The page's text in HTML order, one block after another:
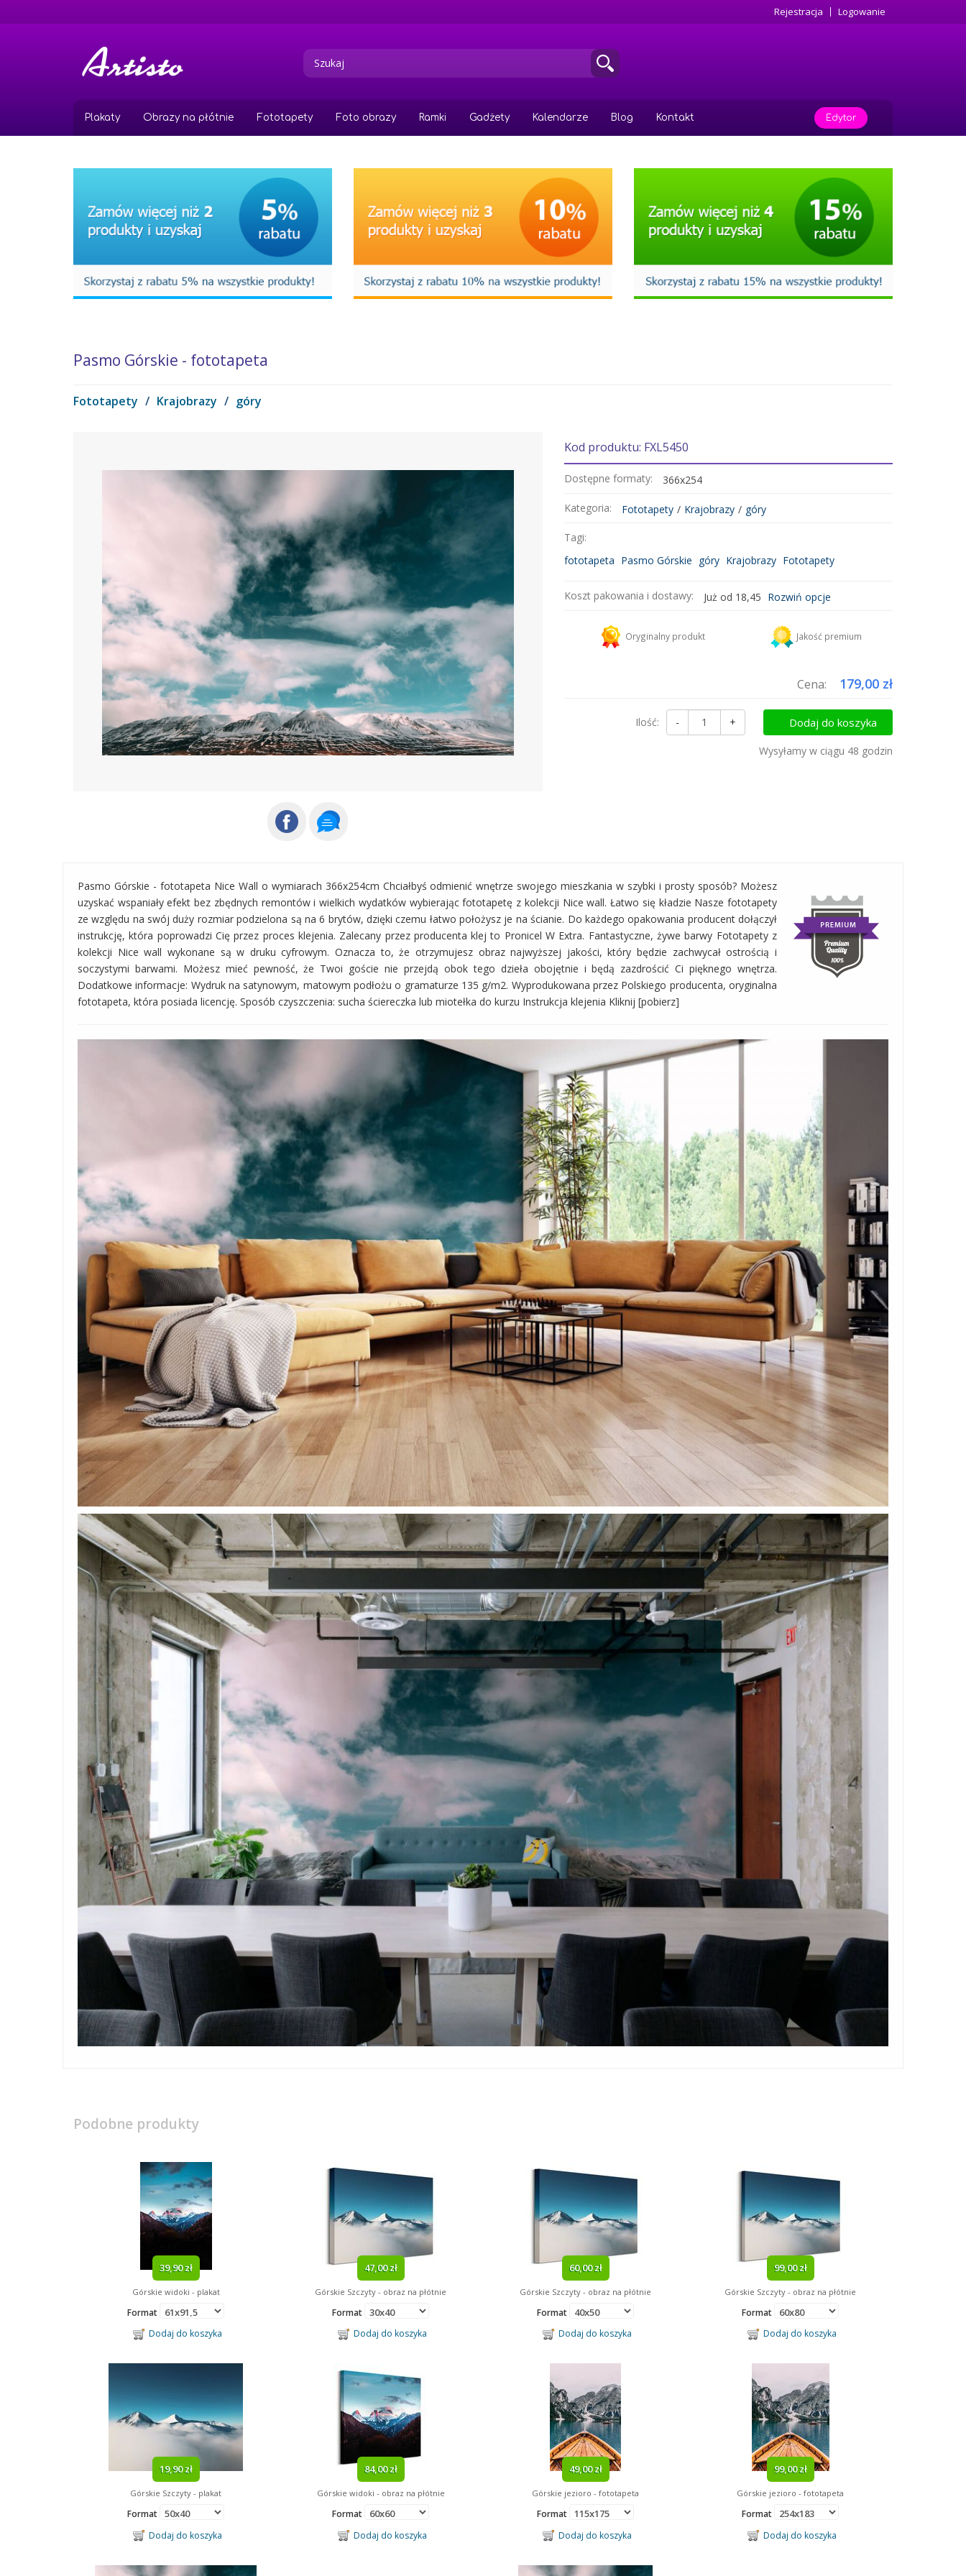
do
Rejestracja Logowanie
Plakaty Obrazy na płótnie Fototapety Foto obrazy Ramki Gadżety Kalendarze Blog Kontakt Edytor
Pasmo Górskie - fototapeta
Fototapety / Krajobrazy / góry
Kod produktu: FXL5450
Dostępne formaty: 366x254
Kategoria: Fototapety / Krajobrazy / góry
Tagi:
fototapeta Pasmo Górskie góry Krajobrazy Fototapety
Koszt pakowania i dostawy: Już od 18,45 Rozwiń opcje
Kurier DHL
Dodaj więcej produktów do koszyka i zapłać za wysyłkę tylko raz!
Oryginalny produkt Jakość premium
Cena: 179,00 zł
Dodaj do koszyka
Ilość: - +
Wysyłamy w ciągu 48 godzin
Pasmo Górskie - fototapeta Nice Wall o wymiarach 366x254cm Chciałbyś odmienić wnętrze swojego mieszkania w szybki i prosty sposób? Możesz
uzyskać wspaniały efekt bez zbędnych remontów i wielkich wydatków wybierając fototapetę z kolekcji Nice wall. Łatwo się kładzie Nasze fototapety
ze względu na swój duży rozmiar podzielona są na 6 brytów, dzięki czemu łatwo położysz je na ścianie. Do każdego opakowania producent dołączył
instrukcję, która poprowadzi Cię przez proces klejenia. Zalecany przez producenta klej to Pronicel W Extra. Fantastyczne, żywe barwy Fototapety z
kolekcji Nice wall wykonane są w druku cyfrowym. Oznacza to, że otrzymujesz obraz najwyższej jakości, który będzie zachwycał ostrością i
soczystymi barwami. Możesz mieć pewność, że Twoi goście nie przejdą obok tego dzieła obojętnie i będą zazdrościć Ci pięknego wnętrza.
Dodatkowe informacje: Wydruk na satynowym, matowym podłożu o gramaturze 135 g/m2. Wyprodukowana przez Polskiego producenta, oryginalna
fototapeta, która posiada licencję. Sposób czyszczenia: sucha ściereczka lub miotełka do kurzu Instrukcja klejenia Kliknij [pobierz]
Podobne produkty
39,90 zł
Górskie widoki - plakat
Format
Dodaj do koszyka
47,00 zł
Górskie Szczyty - obraz na płótnie
Format
Dodaj do koszyka
60,00 zł
Górskie Szczyty - obraz na płótnie
Format
Dodaj do koszyka
99,00 zł
Górskie Szczyty - obraz na płótnie
Format
Dodaj do koszyka
19,90 zł
Górskie Szczyty - plakat
Format
Dodaj do koszyka
84,00 zł
Górskie widoki - obraz na płótnie
Format
Dodaj do koszyka
49,00 zł
Górskie jezioro - fototapeta
Format
Dodaj do koszyka
99,00 zł
Górskie jezioro - fototapeta
Format
Dodaj do koszyka